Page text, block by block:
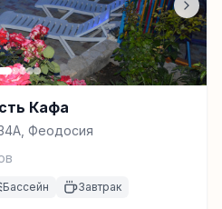
Кафа
Феодосия
Бассейн Завтрак